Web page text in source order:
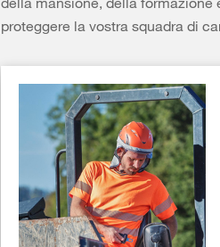
proteggere la vostra squadra di